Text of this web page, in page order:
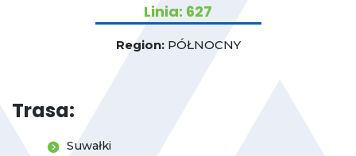
Linia: 627
Region:PÓŁNOCNY
Trasa:
Suwałki